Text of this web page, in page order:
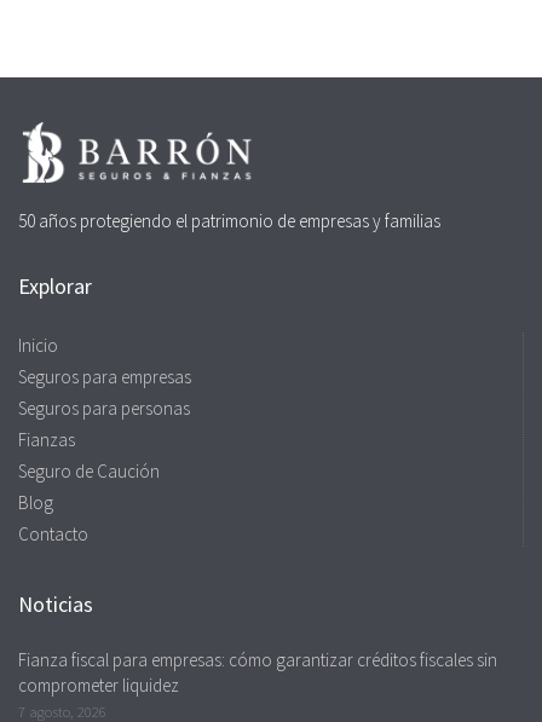
50 años protegiendo el patrimonio de empresas y familias
Explorar
Inicio
Seguros para empresas
Seguros para personas
Fianzas
Seguro de Caución
Blog
Contacto
Noticias
Fianza fiscal para empresas: cómo garantizar créditos fiscales sin
comprometer liquidez
7 agosto, 2026